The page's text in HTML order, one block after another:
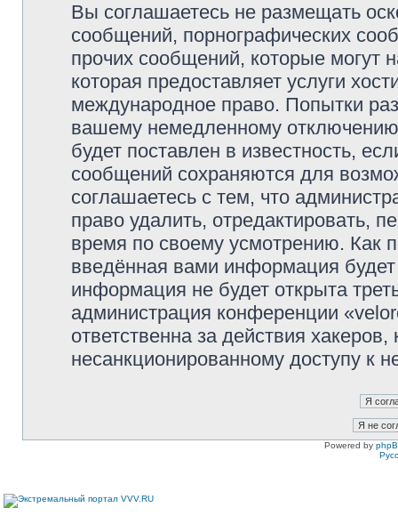
Вы соглашаетесь не размещать
сообщений, порнографических
прочих сообщений, которые могут
которая предоставляет услуги
международное право. Попытки
вашему немедленному
будет поставлен в известность,
сообщений сохраняются для
соглашаетесь с тем, что
право удалить, отредактировать,
время по своему усмотрению. Как
введённая вами информация
информация не будет открыта
администрация конференции
ответственна за действия
несанкционированному доступу к
Powered by